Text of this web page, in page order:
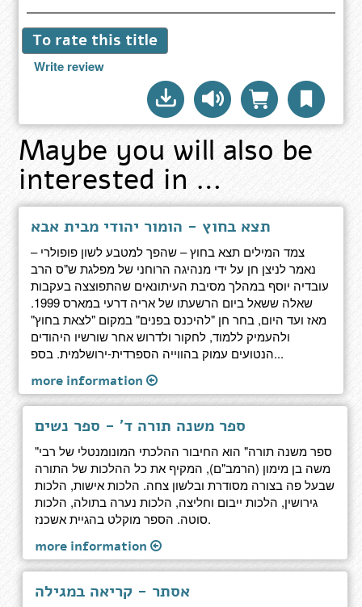
To rate this title
Write review
Maybe you will also be
interested in …
תצא בחוץ - הומור יהודי מבית אבא
צמד המילים תצא בחוץ – שהפך למטבע לשון פופולרי –
נאמר לניצן חן על ידי מנהיגה הרוחני של מפלגת ש"ס הרב
עובדיה יוסף במהלך מסיבת העיתונאים שהתפוצצה בעקבות
שאלה ששאל ביום הרשעתו של אריה דרעי במארס 1999.
מאז ועד היום, בחר חן "להיכנס בפנים" במקום "לצאת בחוץ"
ולהעמיק ללמוד, לחקור ולדרוש אחר שורשיו היהודים
הנטועים עמוק בהווייה הספרדית-ירושלמית. בספ...
more information
ספר משנה תורה ד' - ספר נשים
"ספר משנה תורה" הוא החיבור ההלכתי המונומנטלי של רבי
משה בן מימון (הרמב"ם), המקיף את כל ההלכות של התורה
שבעל פה בצורה מסודרת ובלשון צחה. הלכות אישות, הלכות
גירושין, הלכות ייבום וחליצה, הלכות נערה בתולה, הלכות
סוטה. הספר מוקלט בהגיית אשכנז.
more information
אסתר - קריאה במגילה